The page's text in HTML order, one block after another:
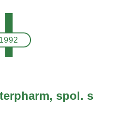
spol. s
1992